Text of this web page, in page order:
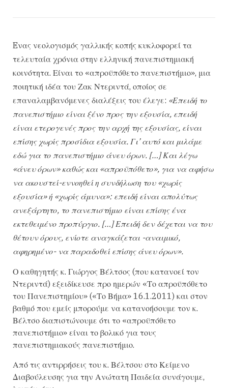
Eνας νεολογισμός γαλλικής κοπής κυκλοφορεί τα
τελευταία χρόνια στην ελληνική πανεπιστημιακή
κοινότητα. Είναι το «απροϋπόθετο πανεπιστήμιο», μια
ποιητική ιδέα του Ζακ Ντεριντά, οποίος σε
επαναλαμβανόμενες διαλέξεις του έλεγε: «Επειδή το
πανεπιστήμιο είναι ξένο προς την εξουσία, επειδή
είναι ετερογενές προς την αρχή της εξουσίας, είναι
επίσης χωρίς προσίδια εξουσία. Γι’ αυτό και μιλάμε
εδώ για το πανεπιστήμιο άνευ όρων. […] Και λέγω
«άνευ όρων» καθώς και «απροϋπόθετο», για να αφήσω
να ακουστεί-εννοηθεί η συνδήλωση του «χωρίς
εξουσία» ή «χωρίς άμυνα»: επειδή είναι απολύτως
ανεξάρτητο, το πανεπιστήμιο είναι επίσης ένα
εκτεθειμένο προπύργιο. […] Επειδή δεν δέχεται να του
θέτουν όρους, ενίοτε αναγκάζεται -αναιμικό,
αφηρημένο- να παραδοθεί επίσης άνευ όρων».
Ο καθηγητής κ. Γιώργος Βέλτσος (που κατανοεί τον
Ντεριντά) εξειδίκευσε προ ημερών «Το απροϋπόθετο
του Πανεπιστημίου» («Το Βήμα» 16.1.2011) και στον
βαθμό που εμείς μπορούμε να κατανοήσουμε τον κ.
Βέλτσο διαπιστώνουμε ότι το «απροϋπόθετο
πανεπιστήμιο» είναι το βολικό για τους
πανεπιστημιακούς πανεπιστήμιο.
Από τις αντιρρήσεις του κ. Βέλτσου στο Κείμενο
Διαβούλευσης για την Ανώτατη Παιδεία συνάγουμε,